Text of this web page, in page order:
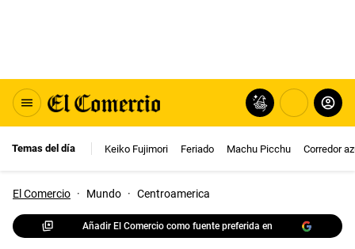
Temas del día Keiko Fujimori Feriado Machu Picchu Corredor
El Comercio · Mundo · Centroamerica
Añadir El Comercio como fuente preferida en